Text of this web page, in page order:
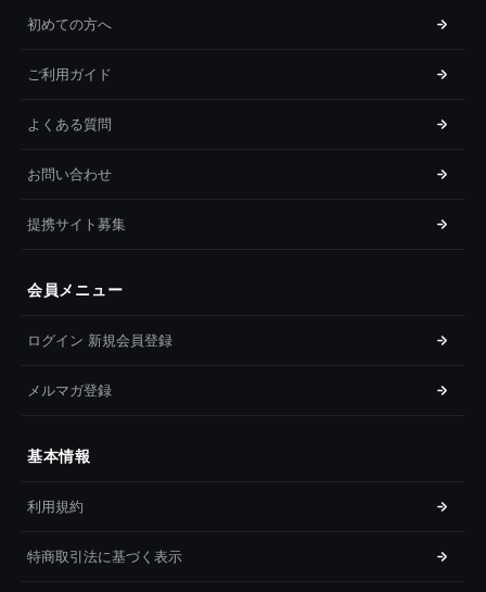
初めての方へ
ご利用ガイド
よくある質問
お問い合わせ
提携サイト募集
会員メニュー
ログイン 新規会員登録
メルマガ登録
基本情報
利用規約
特商取引法に基づく表示